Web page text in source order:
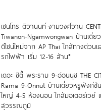
เซนโทร ติวานนท์-งามวงศ์วาน
Tiwanon-Ngamwongwan บ้านเดี่ยว
ดีไซน์ใหม่จาก AP Thai ใกล้ทางด่วนแ
รถไฟฟ้า เริ่ม 12-16 ล้าน*
เดอะ ซิตี้ พระราม 9-อ่อนนุช THE
Rama 9-Onnut บ้านเดี่ยวหรูฟังก์ชัน
ใหญ่ 4-5 ห้องนอน ใกล้มอเตอร์เวย์
สุวรรณภูมิ